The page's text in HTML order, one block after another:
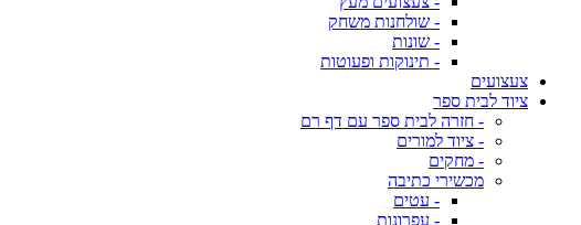
- שולחנות משחק
- שונות
- תינוקות ופעוטות
צעצועים
ציוד לבית ספר
- חזרה לבית ספר עם דף רם
- ציוד למורים
- מחקים
מכשירי כתיבה
- עטים
- עפרונות